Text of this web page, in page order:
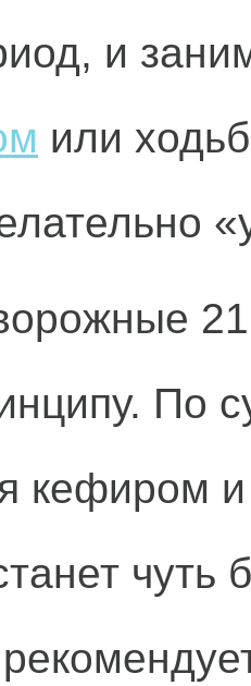
и
или
21
По
кефиром